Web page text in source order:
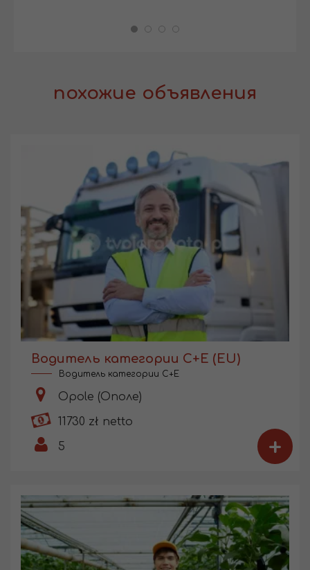
похожие объявления
Водитель категории С+Е (EU)
Водитель категории C+E
Opole (Ополе)
11730 zł netto
5
+